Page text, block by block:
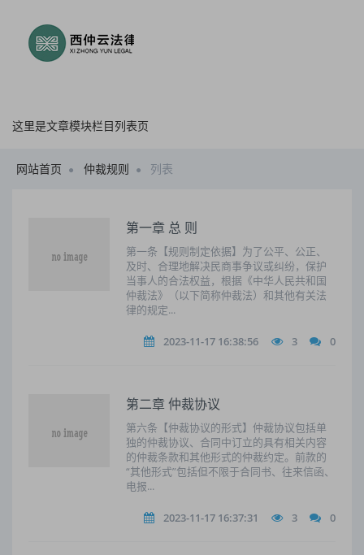
这里是文章模块栏目列表页
网站首页 仲裁规则 列表
第一章 总 则
第一条【规则制定依据】为了公平、公正、
及时、合理地解决民商事争议或纠纷，保护
当事人的合法权益，根据《中华人民共和国
仲裁法》（以下简称仲裁法）和其他有关法
律的规定...
2023-11-17 16:38:56 3 0
第二章 仲裁协议
第六条【仲裁协议的形式】仲裁协议包括单
独的仲裁协议、合同中订立的具有相关内容
的仲裁条款和其他形式的仲裁约定。前款的
“其他形式”包括但不限于合同书、往来信函、
电报...
2023-11-17 16:37:31 3 0